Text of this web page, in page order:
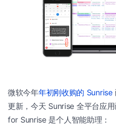
微软今年年初刚收购的 Sunrise
更新，今天 Sunrise 全平台应
for Sunrise 是个人智能助理：